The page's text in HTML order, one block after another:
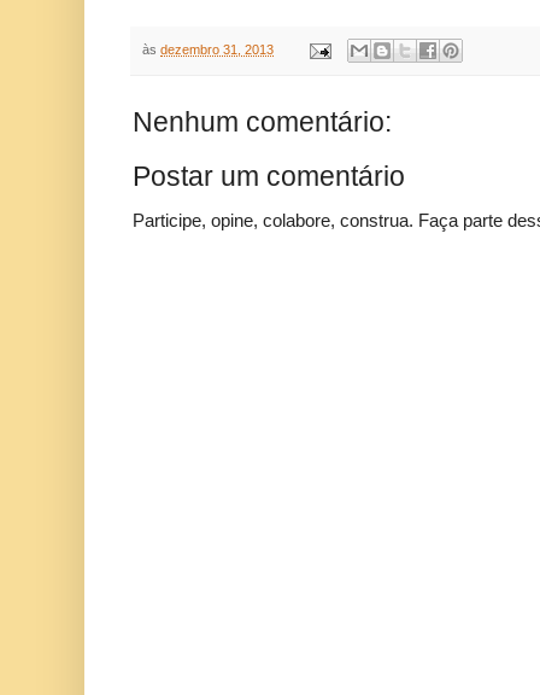
às dezembro 31, 2013
Nenhum comentário:
Postar um comentário
Participe, opine, colabore, construa. Faça parte